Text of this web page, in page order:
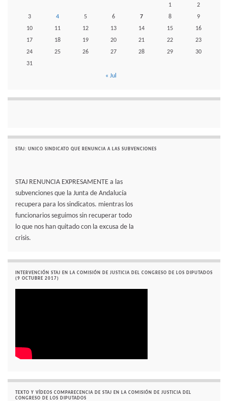
1
2
3
4 5 6 7 8
9
10
11 12 13 14 15
16
17
18 19 20 21 22
23
24
25 26 27 28 29
30
31
« Jul
STAJ: UNICO SINDICATO QUE RENUNCIA A LAS SUBVENCIONES
STAJ RENUNCIA EXPRESAMENTE a las
subvenciones que la Junta de Andalucía
recupera para los sindicatos. mientras los
funcionarios seguimos sin recuperar todo
lo que nos han quitado con la excusa de la
crisis.
INTERVENCIÓN STAJ EN LA COMISIÓN DE JUSTICIA DEL CONGRESO DE LOS DIPUTADOS
(9 OCTUBRE 2017)
TEXTO Y VÍDEOS COMPARECENCIA DE STAJ EN LA COMISIÓN DE JUSTICIA DEL
CONGRESO DE LOS DIPUTADOS